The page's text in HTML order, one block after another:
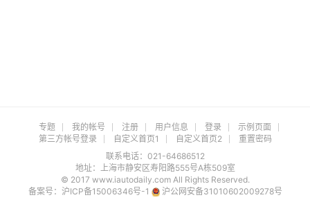
专题 我的帐号 注册 用户信息 登录
示例页面
第三方帐号登录
自定义首页1 自定义首页2
重置密码
联系电话：021-64686512
地址：上海市静安区寿阳路555号A栋509室
© 2017 www.iautodaily.com All Rights Reserved.
备案号： 沪ICP备15006346号-1 沪公网安备31010602009278号